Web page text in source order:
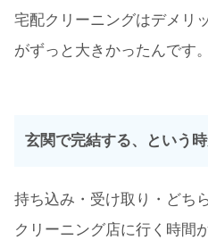
宅配クリーニングはデメリ
がずっと大きかったんです。
玄関で完結する、という時
持ち込み・受け取り・どち
クリーニング店に行く時間